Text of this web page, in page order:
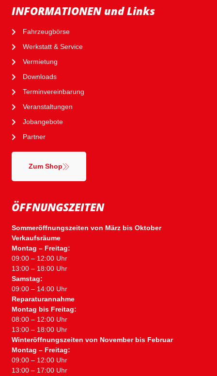
ÖFFNUNGSZEITEN
Sommeröffnungszeiten von März bis Oktober
Verkaufsräume
Montag – Freitag:
09:00 – 12:00 Uhr
13:00 – 18:00 Uhr
Samstag:
09:00 – 14:00 Uhr
Reparaturannahme
Montag bis Freitag:
08:00 – 12:00 Uhr
13:00 – 18:00 Uhr
Winteröffnungszeiten von November bis Februar
Montag – Freitag:
09:00 – 12:00 Uhr
13:00 – 17:00 Uhr
INFORMATIONEN und Links
Fahrzeugbörse
Werkstatt & Service
Vermietung
Downloads
Terminvereinbarung
Veranstaltungen
Jobangebote
Partner
Zum Shop